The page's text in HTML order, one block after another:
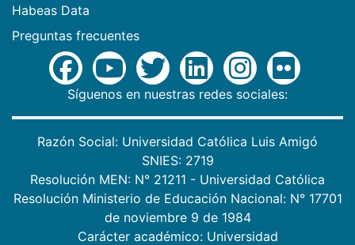
Habeas Data
Preguntas frecuentes
Síguenos en nuestras redes sociales:
Razón Social: Universidad Católica Luis Amigó
SNIES: 2719
Resolución MEN: N° 21211 - Universidad Católica
Resolución Ministerio de Educación Nacional: N° 17701
de noviembre 9 de 1984
Carácter académico: Universidad